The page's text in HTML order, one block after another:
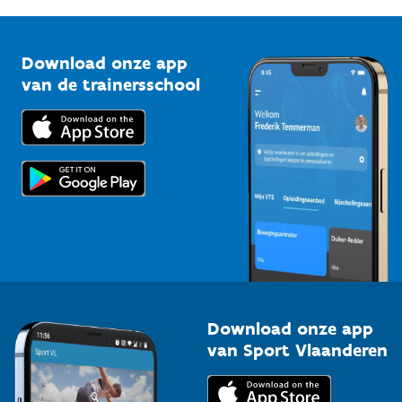
Bedrijven
Trainers en begeleiders
Topsporters
Vlaamse Trainersschool
Kennisplatform
Downloads
Voor de pers
Download onze app
van de trainersschool
Download onze app
van Sport Vlaanderen